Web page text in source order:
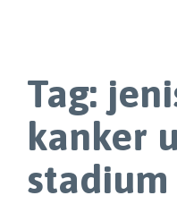
Tag:
kanker
stadium